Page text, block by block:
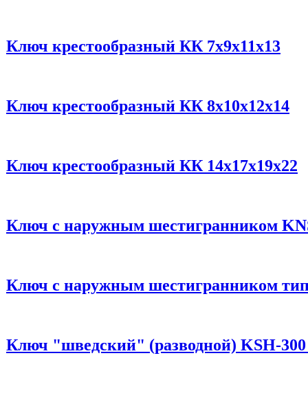
Ключ крестообразный КК 7х9х11х13
Ключ крестообразный КК 8х10х12х14
Ключ крестообразный КК 14х17х19х22
Ключ с наружным шестигранником
Ключ с наружным шестигранником
Ключ "шведский" (разводной) KSH-